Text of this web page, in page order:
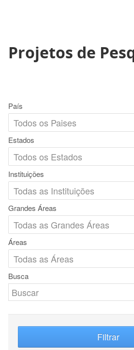
Projetos de
País
Estados
Instituições
Grandes Áreas
Áreas
Busca
Filtrar